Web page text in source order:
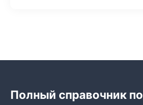
Полный справочник по